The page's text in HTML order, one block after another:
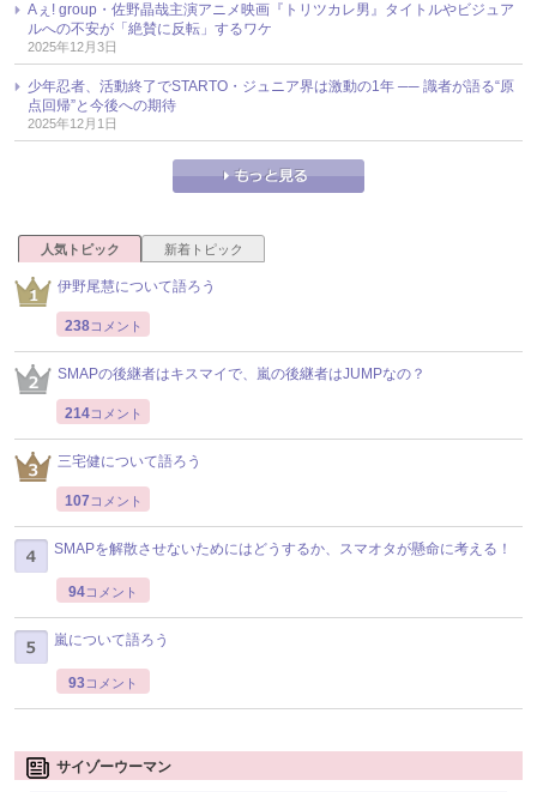
Aぇ! group・佐野晶哉主演アニメ映画『トリツカレ男』タイトルやビジュア
ルへの不安が「絶賛に反転」するワケ
2025年12月3日
少年忍者、活動終了でSTARTO・ジュニア界は激動の1年 ── 識者が語る“原
点回帰”と今後への期待
2025年12月1日
人気トピック 新着トピック
伊野尾慧について語ろう
238コメント
SMAPの後継者はキスマイで、嵐の後継者はJUMPなの？
214コメント
三宅健について語ろう
107 コメント
SMAPを解散させないためにはどうするか、スマオタが懸命に考える！
94コメント
嵐について語ろう
93コメント
サイゾーウーマン